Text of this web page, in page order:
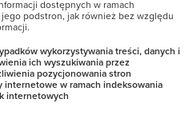
dostępnych w ramach
podstron, jak również bez względu
wykorzystywania treści, danych i
ich wyszukiwania przez
pozycjonowania stron
w ramach indeksowania
internetowych